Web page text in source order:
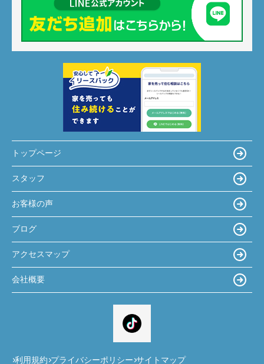
トップページ
スタッフ
お客様の声
ブログ
アクセスマップ
会社概要
利用規約 プライバシーポリシー サイトマップ